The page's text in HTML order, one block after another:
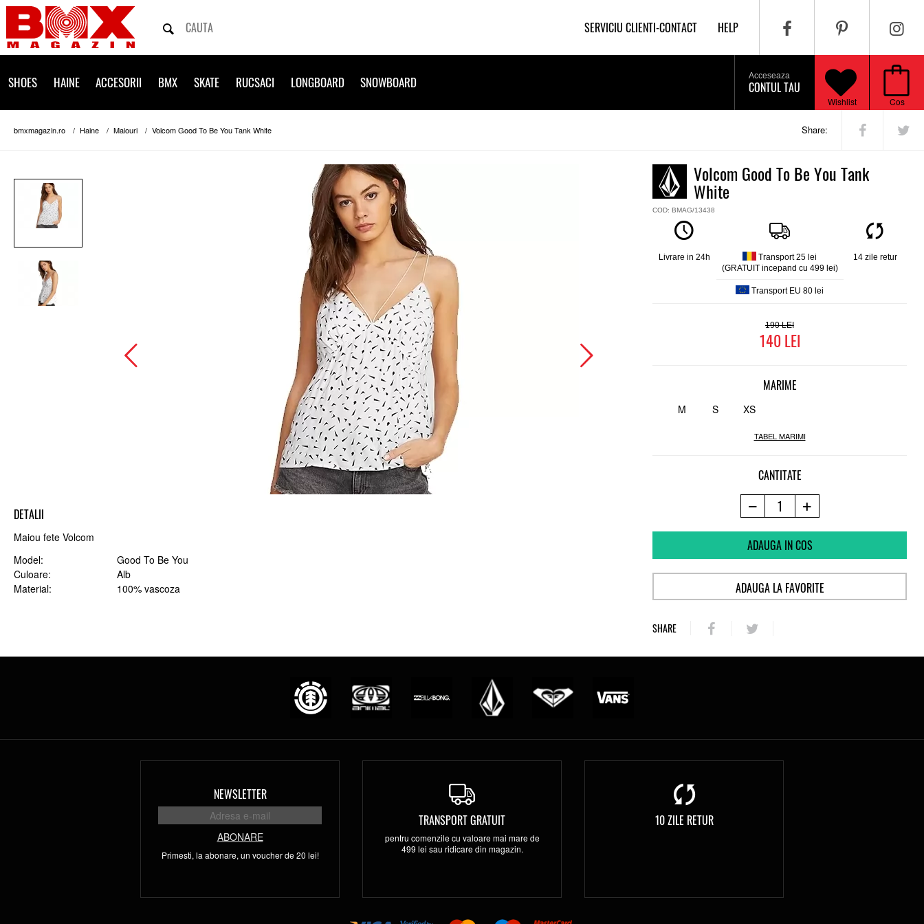
SERVICIU CLIENTI-CONTACT HELP
Cos
Wishlist
Acceseaza
CONTUL TAU
SHOES HAINE ACCESORII BMX SKATE RUCSACI LONGBOARD SNOWBOARD
Share:
bmxmagazin.ro Haine Maiouri Volcom Good To Be You Tank White
DETALII
Maiou fete Volcom
Model
Good To Be You
Culoare
Alb
Material
100% vascoza
Volcom Good To Be You Tank
White
COD: BMAG/13438
Livrare in 24h
Transport 25 lei
(GRATUIT incepand cu 499 lei)
Transport EU 80 lei
14 zile retur
190
140
MARIME
M S XS
TABEL MARIMI
CANTITATE
ADAUGA IN COS
ADAUGA LA FAVORITE
SHARE
NEWSLETTER
ABONARE
Primesti, la abonare, un voucher de 20 lei!
TRANSPORT GRATUIT
pentru comenzile cu valoare mai mare de
499 lei sau ridicare din magazin.
10 ZILE RETUR